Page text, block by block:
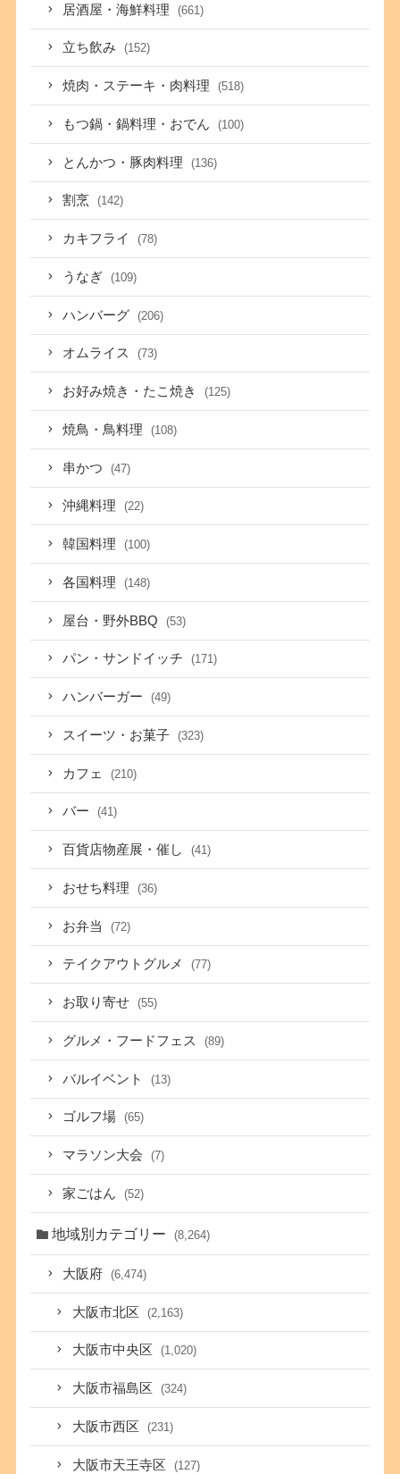
居酒屋・海鮮料理 (661)
立ち飲み (152)
焼肉・ステーキ・肉料理 (518)
もつ鍋・鍋料理・おでん (100)
とんかつ・豚肉料理 (136)
割烹 (142)
カキフライ (78)
うなぎ (109)
ハンバーグ (206)
オムライス (73)
お好み焼き・たこ焼き (125)
焼鳥・鳥料理 (108)
串かつ (47)
沖縄料理 (22)
韓国料理 (100)
各国料理 (148)
屋台・野外BBQ (53)
パン・サンドイッチ (171)
ハンバーガー (49)
スイーツ・お菓子 (323)
カフェ (210)
バー (41)
百貨店物産展・催し (41)
おせち料理 (36)
お弁当 (72)
テイクアウトグルメ (77)
お取り寄せ (55)
グルメ・フードフェス (89)
バルイベント (13)
ゴルフ場 (65)
マラソン大会 (7)
家ごはん (52)
地域別カテゴリー (8,264)
大阪府 (6,474)
大阪市北区 (2,163)
大阪市中央区 (1,020)
大阪市福島区 (324)
大阪市西区 (231)
大阪市天王寺区 (127)